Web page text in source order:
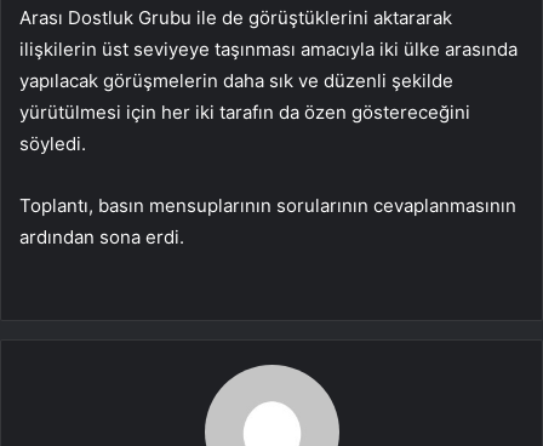
Arası Dostluk Grubu ile de görüştüklerini aktararak
ilişkilerin üst seviyeye taşınması amacıyla iki ülke arasında
yapılacak görüşmelerin daha sık ve düzenli şekilde
yürütülmesi için her iki tarafın da özen göstereceğini
söyledi.
Toplantı, basın mensuplarının sorularının cevaplanmasının
ardından sona erdi.